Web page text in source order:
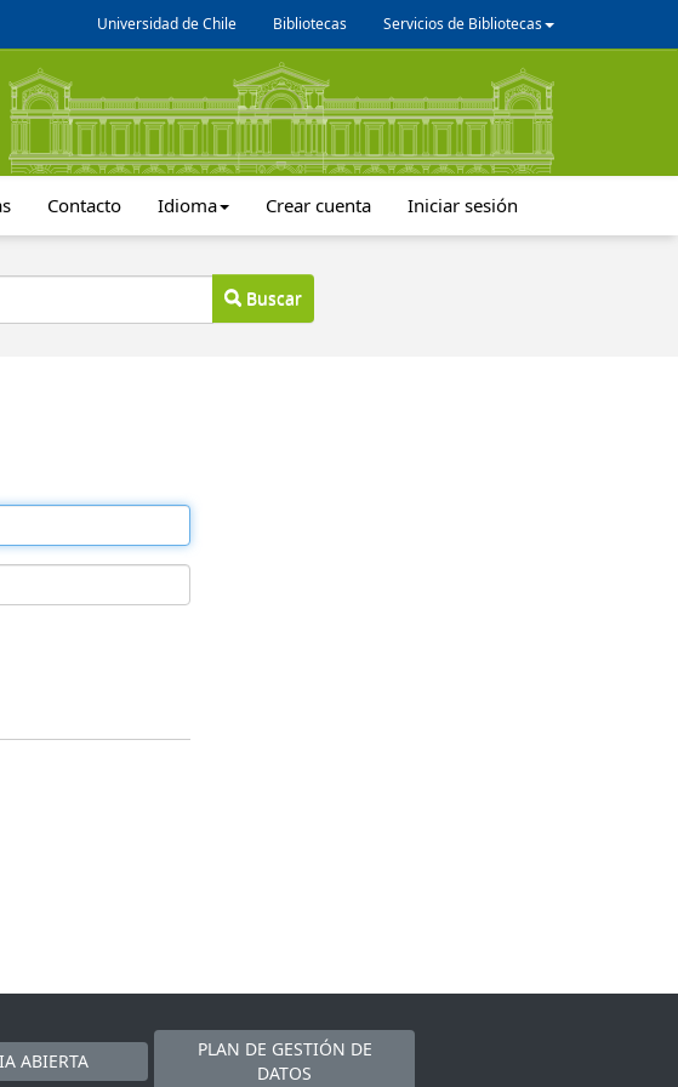
Universidad de Chile Bibliotecas Servicios de Bibliotecas
Contacto Idioma Crear cuenta Iniciar sesión
Buscar
ABIERTA
PLAN DE GESTIÓN DE
DATOS